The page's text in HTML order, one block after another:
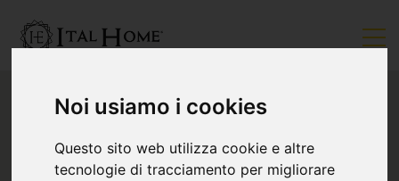
Noi usiamo i cookies
Questo sito web utilizza cookie e altre
tecnologie di tracciamento per migliorare